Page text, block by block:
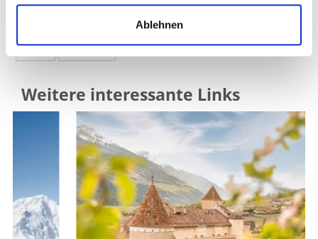
Ablehnen
WAR DER INHALT FÜR SIE HILFREICH?
Ja
Nein
Weitere interessante Links